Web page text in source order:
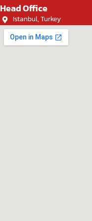
Head Office
Istanbul, Turkey